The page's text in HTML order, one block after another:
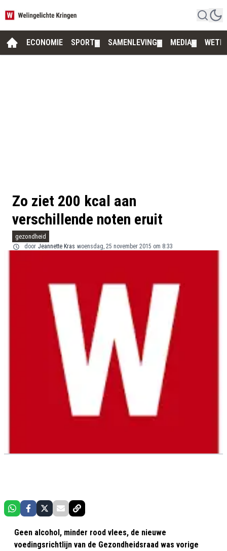
ECONOMIE SPORT SAMENLEVING MEDIA
Zo ziet 200 kcal aan
verschillende noten eruit
gezondheid
door Jeannette Kras woensdag, 25 november 2015 om 8:33
Geen alcohol, minder rood vlees, de nieuwe
voedingsrichtlijn van de Gezondheidsraad was vorige